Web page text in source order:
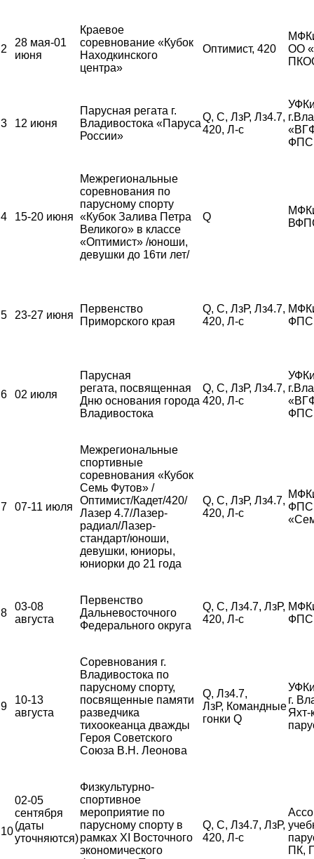
2
28 мая-01
июня
Краевое
соревнование «Кубок
Находкинского
центра»
Оптимист, 420
ОО
3 12 июня
Парусная регата г.
Владивостока «Паруса
России»
Q, С, ЛзР, Лз4.7,
420, Л-с
ФПС
4 15-20 июня
Межрегиональные
соревнования по
парусному спорту
«Кубок Залива Петра
Великого» в классе
«Оптимист» /юноши,
девушки до 16ти лет/
Q
5 23-27 июня
Первенство
Приморского края
Q, С, ЛзР, Лз4.7,
420, Л-с
ФПС
6 02 июля
Парусная
регата, посвященная
Дню основания города
Владивостока
Q, С, ЛзР, Лз4.7,
420, Л-с
ФПС
7 07-11 июля
Межрегиональные
спортивные
соревнования «Кубок
Семь Футов» /
Оптимист/Кадет/420/
Лазер 4.7/Лазер-
радиал/Лазер-
стандарт/юноши,
девушки, юниоры,
юниорки до 21 года
Q, С, ЛзР, Лз4.7,
420, Л-с
ФПС,
8
03-08
августа
Первенство
Дальневосточного
Федерального округа
Q, С, Лз4.7, ЛзР,
420, Л-с
ФПС
9
10-13
августа
Соревнования г.
Владивостока по
парусному спорту,
посвященные памяти
разведчика
тихоокеанца дважды
Героя Советского
Союза В.Н. Леонова
Q, Лз4.7,
ЛзР, Командные
гонки Q
г.
Яхт-
10
02-05
сентября
(даты
уточняются)
Физкультурно-
спортивное
мероприятие по
парусному спорту в
рамках XI Восточного
экономического
Q, С, Лз4.7, ЛзР,
420, Л-с
ПК,